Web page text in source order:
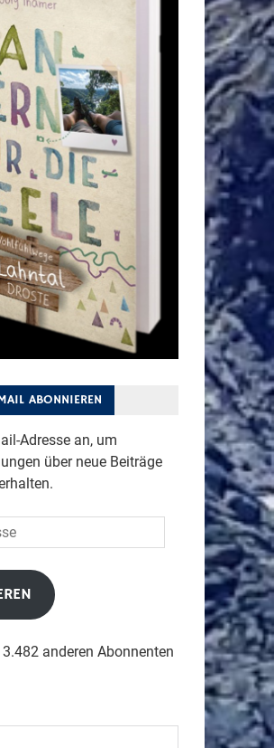
ABONNIEREN
Adresse an, um
über neue Beiträge
anderen Abonnenten